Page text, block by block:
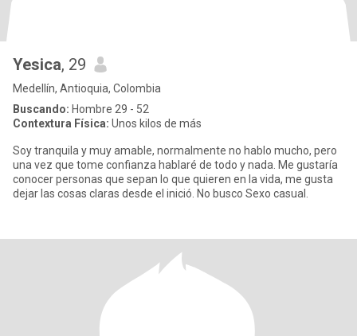
Yesica, 29
Medellín, Antioquia, Colombia
Buscando: Hombre 29 - 52
Contextura Física: Unos kilos de más
Soy tranquila y muy amable, normalmente no hablo mucho, pero
una vez que tome confianza hablaré de todo y nada. Me gustaría
conocer personas que sepan lo que quieren en la vida, me gusta
dejar las cosas claras desde el inició. No busco Sexo casual.